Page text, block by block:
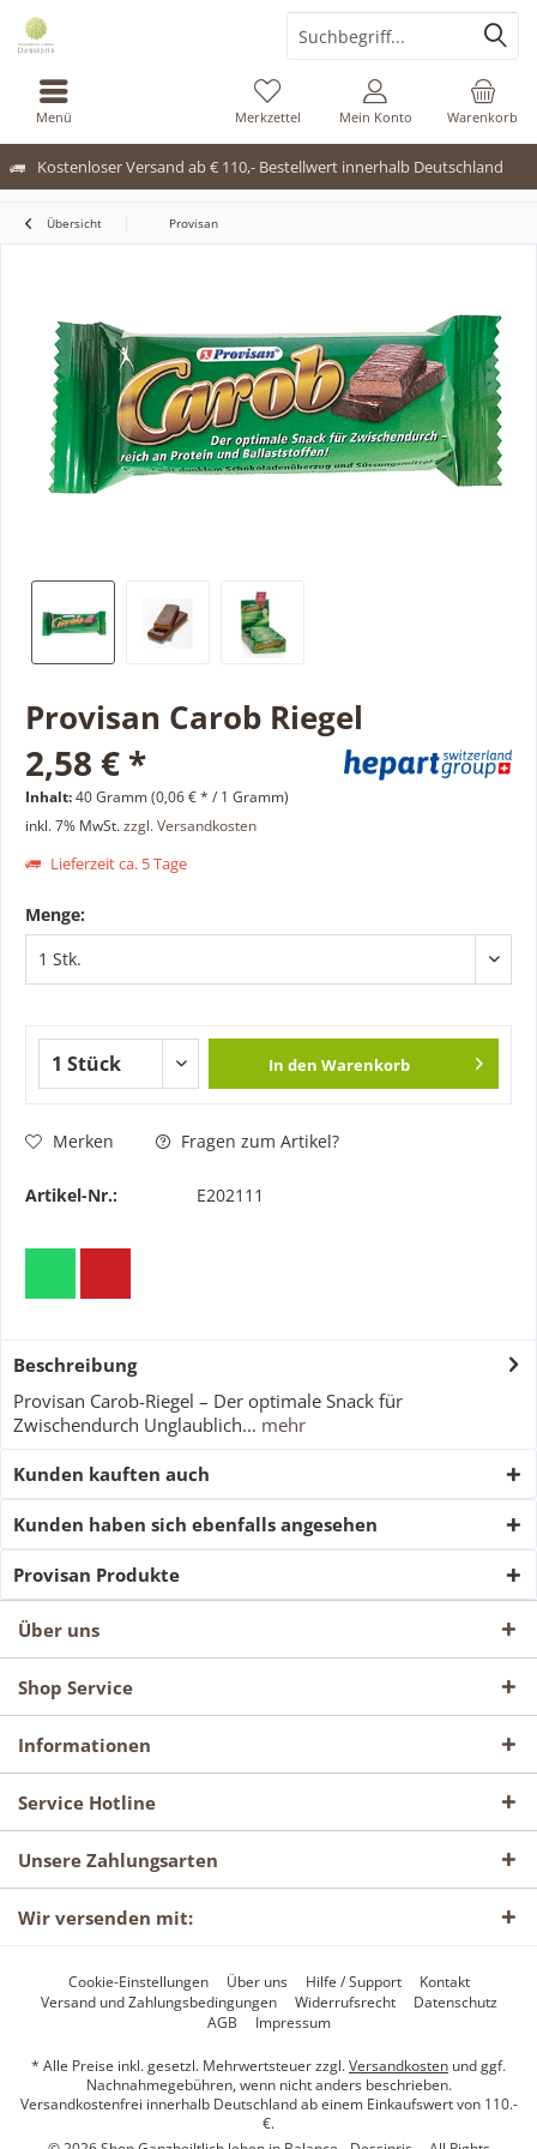
Kostenloser Versand ab € 110,- Bestellwert innerhalb Deutschland
Menü Warenkorb
Merkzettel Mein Konto
Übersicht Provisan
Provisan Carob Riegel
2,58 € *
Inhalt:40 Gramm (0,06 € * / 1 Gramm)
inkl. 7% MwSt.zzgl. Versandkosten
Lieferzeit ca. 5 Tage
Menge:
In den Warenkorb
Merken Fragen zum Artikel?
Artikel-Nr.: E202111
Beschreibung
Provisan Carob-Riegel – Der optimale Snack für
Zwischendurch Unglaublich... mehr
Kunden kauften auch
Kunden haben sich ebenfalls angesehen
Provisan Produkte
Über uns
Shop Service
Informationen
Service Hotline
Unsere Zahlungsarten
Wir versenden mit:
Cookie-Einstellungen Über uns Hilfe / Support
Kontakt
Versand und Zahlungsbedingungen
Widerrufsrecht
Datenschutz
AGB
Impressum
* Alle Preise inkl. gesetzl. Mehrwertsteuer zzgl.Versandkosten und ggf.
Nachnahmegebühren, wenn nicht anders beschrieben.
Versandkostenfrei innerhalb Deutschland ab einem Einkaufswert von 110.-
€.